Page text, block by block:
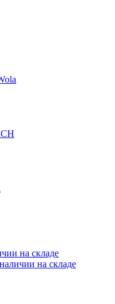
на складе
на складе